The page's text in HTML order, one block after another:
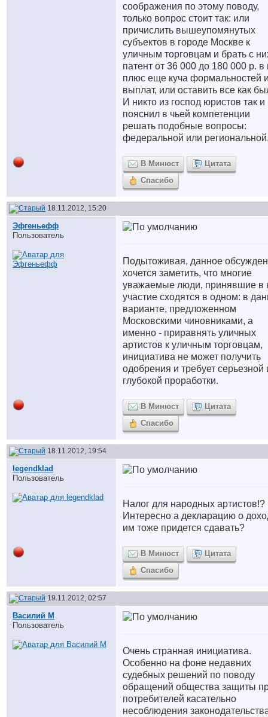
соображения по этому поводу,
только вопрос стоит так: или
причислить вышеупомянутых
субъектов в городе Москве к
уличным торговцам и брать с
патент от 36 000 до 180 000 р. в
плюс еще куча формальностей
выплат, или оставить все как
И никто из господ юристов так и
пояснил в чьей компетенции
решать подобные вопросы:
федеральной или
В Минюст
Цитата
Спасибо
18.11.2012, 15:20
Эфгеньефф
Пользователь
Подытоживая, данное
хочется заметить, что многие
уважаемые люди, принявшие в
участие сходятся в одном: в
варианте, предложенном
Московскими чиновниками, а
именно - приравнять уличных
артистов к уличным торговцам,
инициатива не может получить
одобрения и требует серьезной
глубокой проработки.
В Минюст
Цитата
Спасибо
18.11.2012, 19:54
legendklad
Пользователь
Налог для народных артистов!?
Интересно а декларацию о
им тоже придется сдавать?
В Минюст
Цитата
Спасибо
19.11.2012, 02:57
Василий М
Пользователь
Очень странная инициатива.
Особенно на фоне недавних
судебных решений по поводу
обращений общества защиты
потребителей касательно
несоблюдения